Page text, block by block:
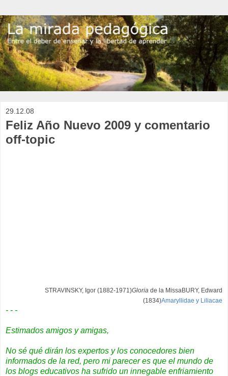
29.12.08
Feliz Año Nuevo 2009 y comentario
off-topic
STRAVINSKY, Igor (1882-1971)Gloria de la MissaBURY, Edward
(1834)Amaryllidae y Liliacae
- - -
Estimados amigos y amigas,
No sé qué dirán los expertos y los conocedores bien
informados de la red, pero mi parecer es que el mundo de
los blogs educativos ha sufrido un innegable enfriamiento